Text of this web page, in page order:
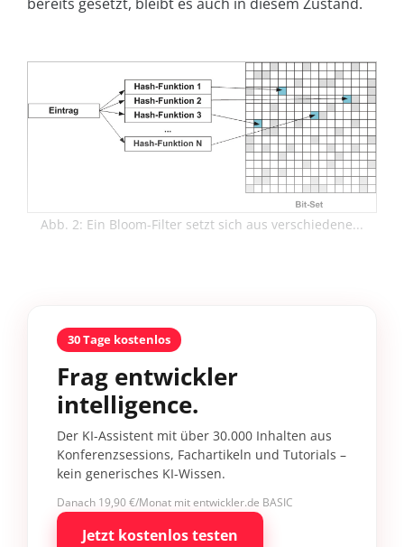
Abb. 2: Ein Bloom-Filter setzt sich aus verschiedene...
30 Tage kostenlos
Frag entwickler
intelligence.
Der KI-Assistent mit über 30.000 Inhalten aus
Konferenzsessions, Fachartikeln und Tutorials –
kein generisches KI-Wissen.
Danach 19,90 €/Monat mit entwickler.de BASIC
Jetzt kostenlos testen